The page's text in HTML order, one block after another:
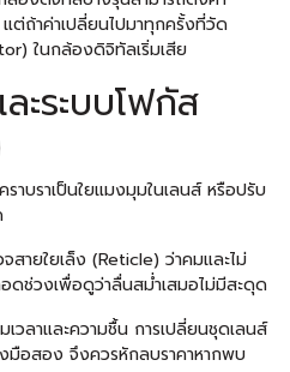
ถ้าค่าเปลี่ยนไปมาทุกครั้งที่วัด
ในกล้องดิจิทัลเริ่มเสีย
ะระบบโฟกัส
บราเป็นใยแมงมุมในเลนส์ หรือปรับ
สายใยเล็ง (Reticle) ว่าคมและไม่
ช่วงเพื่อดูว่าลื่นสม่ำเสมอไม่มีสะดุด
เวลาและความชื้น การเปลี่ยนชุดเลนส์
มือสอง จึงควรหักลบราคาหากพบ